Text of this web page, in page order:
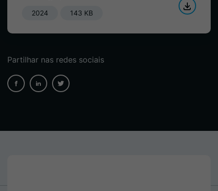
2024 143 KB
Partilhar nas redes sociais